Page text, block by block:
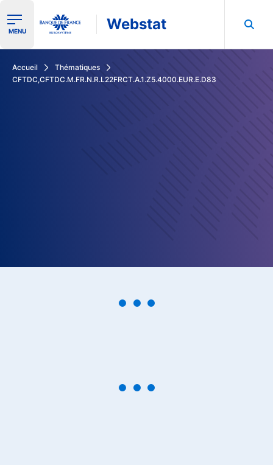
Ouvrir le menu de navigation
MENU Webstat
Accueil
Thématiques
CFTDC,CFTDC.M.FR.N.R.L22FRCT.A.1.Z5.4000.EUR.E.D83